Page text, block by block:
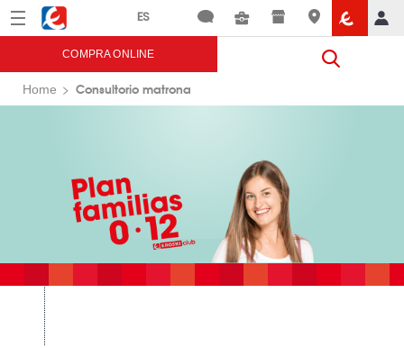
Menú Eroski
COMPRA ONLINE
Home Consultorio matrona